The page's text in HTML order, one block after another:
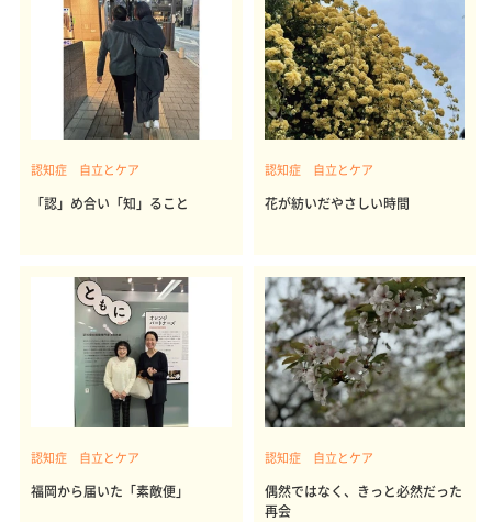
認知症 自立とケア
「認」め合い「知」ること
認知症 自立とケア
花が紡いだやさしい時間
認知症 自立とケア
福岡から届いた「素敵便」
認知症 自立とケア
偶然ではなく、きっと必然だった
再会